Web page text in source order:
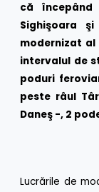
că
Sighişoara
modernizat
intervalul de
poduri
peste râul
Daneş -, 2
Lucrările de